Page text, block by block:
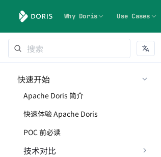
Why Doris Use Cases
快速开始
Apache Doris 简介
快速体验 Apache Doris
POC 前必读
技术对比